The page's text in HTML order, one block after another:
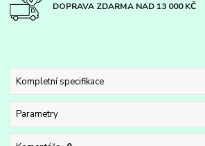
DOPRAVA ZDARMA NAD 13 000 KČ
Kompletní specifikace
Parametry